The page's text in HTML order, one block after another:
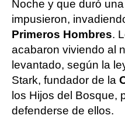
Noche y que duró
impusieron,
Primeros Hombres.
acabaron viviendo al
levantado, según la
Stark, fundador de la
los Hijos del Bosque,
defenderse de ellos.